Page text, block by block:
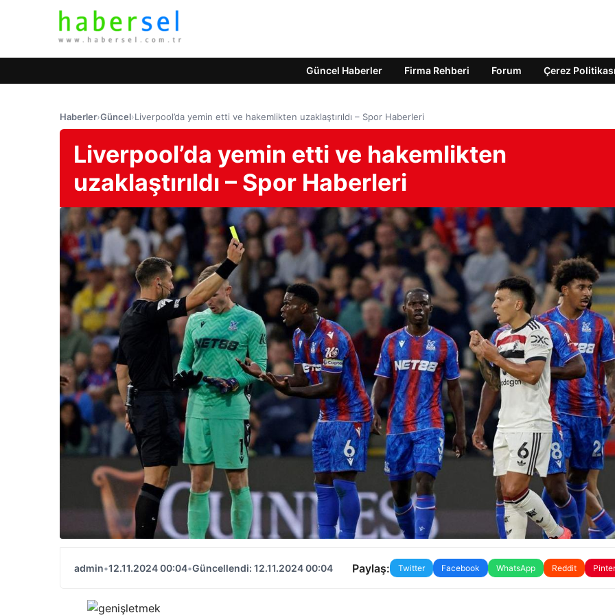
Güncel Haberler Firma Rehberi Forum Çerez Politikası
Haberler›Güncel›Liverpool’da yemin etti ve hakemlikten uzaklaştırıldı – Spor Haberleri
Liverpool’da yemin etti ve hakemlikten
uzaklaştırıldı – Spor Haberleri
admin•12.11.2024 00:04•Güncellendi: 12.11.2024 00:04 Paylaş: Twitter Facebook WhatsApp Reddit